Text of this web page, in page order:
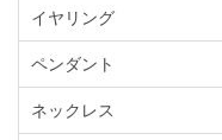
イヤリング
ペンダント
ネックレス